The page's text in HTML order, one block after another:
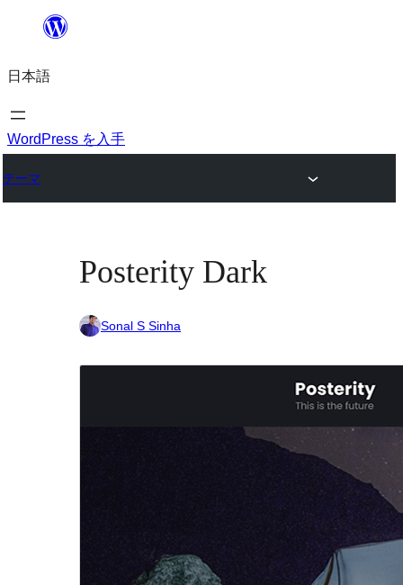
を
ス
キ
プ
日本語
WordPress を入手
テーマ
Posterity Dark
Sonal S Sinha